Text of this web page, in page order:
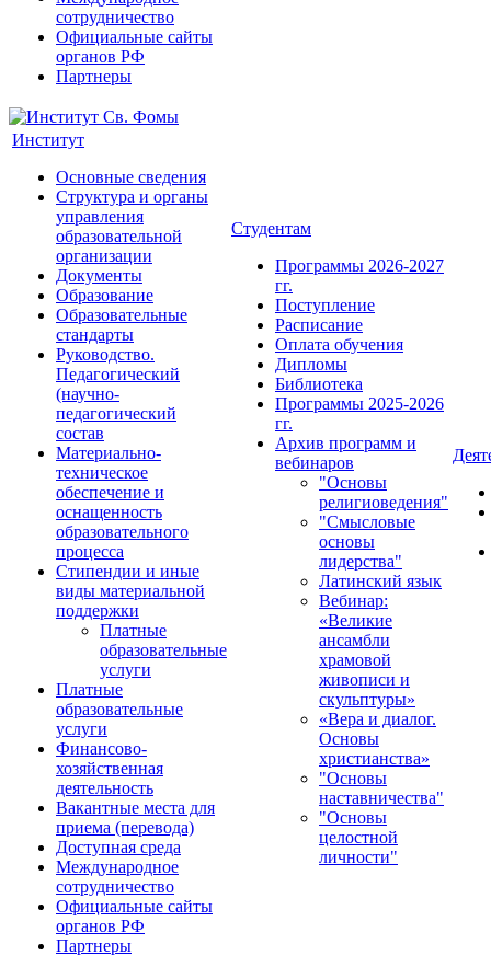
сотрудничество
Официальные сайты
органов РФ
Партнеры
Институт
Основные сведения
Структура и органы
управления
образовательной
организации
Документы
Образование
Образовательные
стандарты
Руководство.
Педагогический
(научно-
педагогический
состав
Материально-
техническое
обеспечение и
оснащенность
образовательного
процесса
Стипендии и иные
виды материальной
поддержки
Платные
образовательные
услуги
Платные
образовательные
услуги
Финансово-
хозяйственная
деятельность
Вакантные места для
приема (перевода)
Доступная среда
Международное
сотрудничество
Официальные сайты
органов РФ
Партнеры
Студентам
Программы 2026-2027
гг.
Поступление
Расписание
Оплата обучения
Дипломы
Библиотека
Программы 2025-2026
гг.
Архив программ и
вебинаров
"Основы
религиоведения"
"Смысловые
основы
лидерства"
Латинский язык
Вебинар:
«Великие
ансамбли
храмовой
живописи и
скульптуры»
«Вера и диалог.
Основы
христианства»
"Основы
наставничества"
"Основы
целостной
личности"